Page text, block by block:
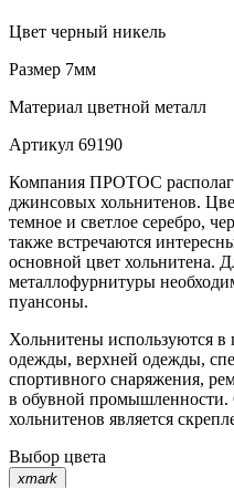
Цвет черный никель
Размер 7мм
Материал цветной металл
Артикул 69190
Компания ПРОТОС
джинсовых хольнитенов.
темное и светлое серебро,
также встречаются
основной цвет хольнитена.
металлофурнитуры
пуансоны.
Хольнитены используются в
одежды, верхней одежды,
спортивного снаряжения,
в обувной
хольнитенов является
Выбор цвета
xmark